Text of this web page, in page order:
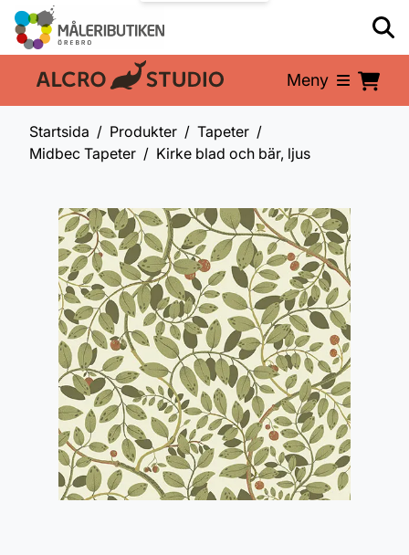
En del av: Meny
Startsida Produkter
Tapeter
Midbec Tapeter
Kirke blad och bär, ljus